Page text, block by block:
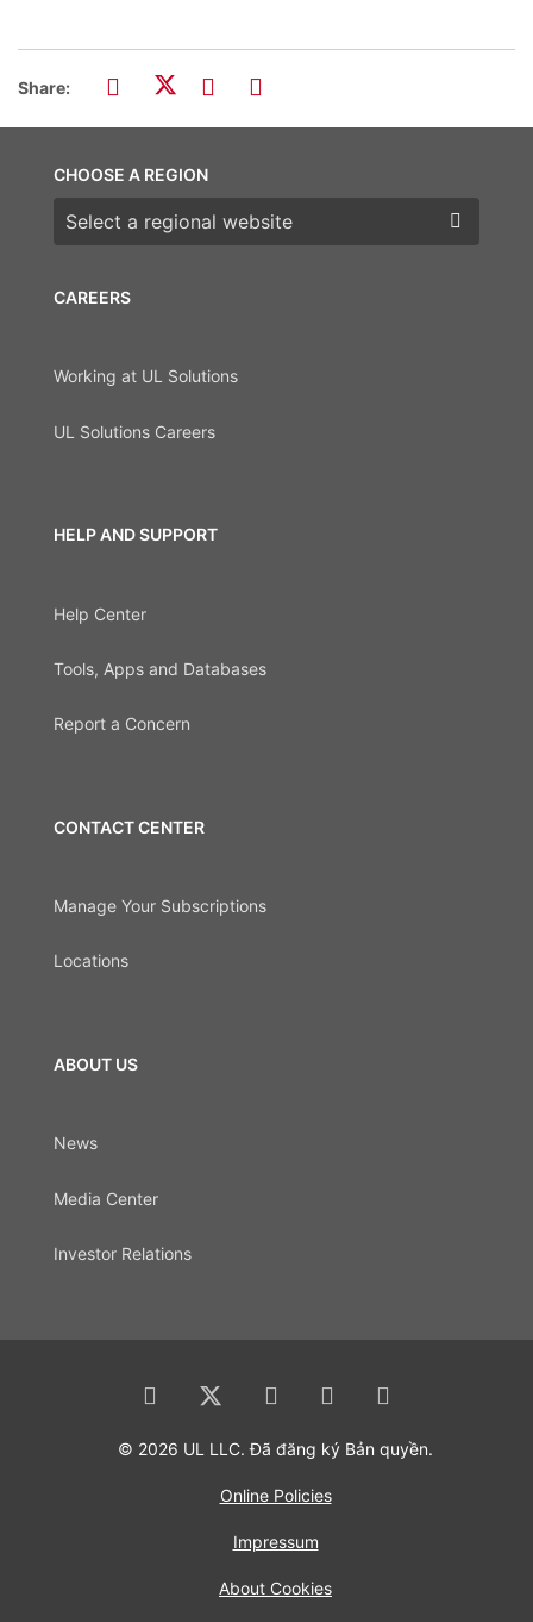
Share:
CAREERS
Working at UL Solutions
UL Solutions Careers
HELP AND SUPPORT
Help Center
Tools, Apps and Databases
Report a Concern
CONTACT CENTER
Manage Your Subscriptions
Locations
ABOUT US
News
Media Center
Investor Relations
CHOOSE A REGION
Choose a region
© 2026 UL LLC. Đã đăng ký Bản quyền.
Online Policies
Impressum
About Cookies